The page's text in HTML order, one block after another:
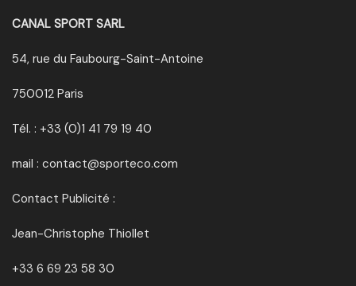
CANAL SPORT SARL
54, rue du Faubourg-Saint-Antoine
750012 Paris
Tél. : +33 (0)1 41 79 19 40
mail : contact@sporteco.com
Contact Publicité :
Jean-Christophe Thiollet
+33 6 69 23 58 30